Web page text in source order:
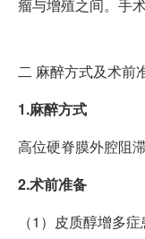
瘤与增殖之间。手
二 麻醉方式及术前
1.麻醉方式
高位硬脊膜外腔阻
2.术前准备
（1）皮质醇增多